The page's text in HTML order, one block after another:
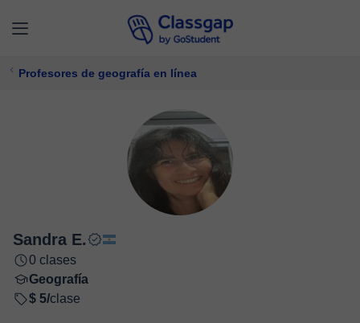
Profesores de geografía en línea
Sandra E.
0 clases
Geografía
$ 5/clase